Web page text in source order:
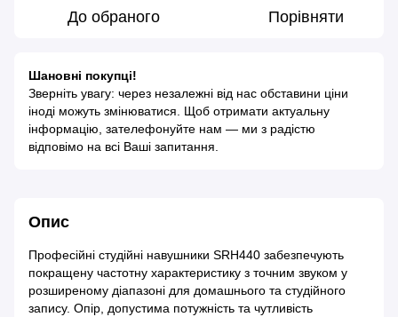
До обраного Порівняти
Шановні покупці!
Зверніть увагу: через незалежні від нас обставини ціни
іноді можуть змінюватися. Щоб отримати актуальну
інформацію, зателефонуйте нам — ми з радістю
відповімо на всі Ваші запитання.
Опис
Професійні студійні навушники SRH440 забезпечують
покращену частотну характеристику з точним звуком у
розширеному діапазоні для домашнього та студійного
запису. Опір, допустима потужність та чутливість